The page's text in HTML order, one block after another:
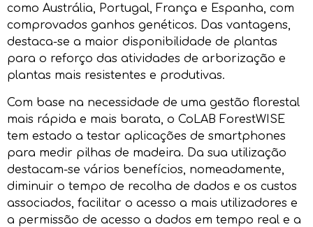
como Austrália, Portugal, França e Espanha, com
comprovados ganhos genéticos. Das vantagens,
destaca-se a maior disponibilidade de plantas
para o reforço das atividades de arborização e
plantas mais resistentes e produtivas.
Com base na necessidade de uma gestão florestal
mais rápida e mais barata, o CoLAB ForestWISE
tem estado a testar aplicações de smartphones
para medir pilhas de madeira. Da sua utilização
destacam-se vários benefícios, nomeadamente,
diminuir o tempo de recolha de dados e os custos
associados, facilitar o acesso a mais utilizadores e
a permissão de acesso a dados em tempo real e a